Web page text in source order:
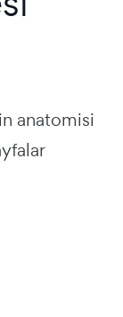
anatomisi